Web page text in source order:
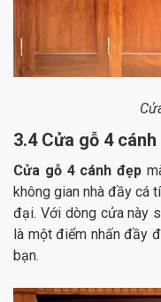
3.4 Cửa gỗ 4
Cửa gỗ 4 cánh đẹp
không gian nhà đầy cá
đại. Với dòng cửa này
là một điểm nhấn đầy
bạn.